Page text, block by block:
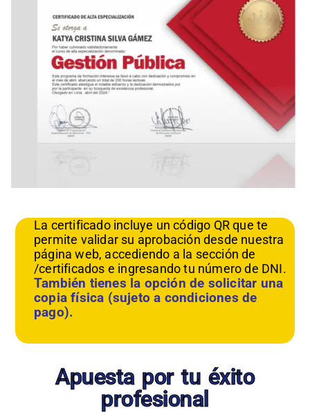
La certificado incluye un código QR que te
permite validar su aprobación desde nuestra
página web, accediendo a la sección de
/certificados e ingresando tu número de DNI.
También tienes la opción de solicitar una
copia física (sujeto a condiciones de
pago).
Apuesta por tu éxito
profesional